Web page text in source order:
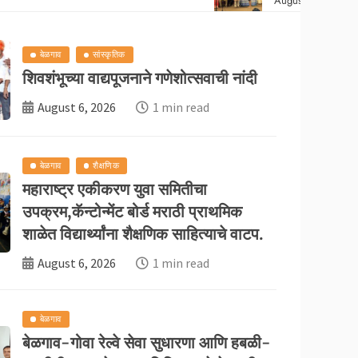
देश/विदेश
वरात’ गाजली; तीन पिढ्यांचा रंगमंचावर
बेळगाव सांस्कृतिक
शिवशंभूच्या वाद्यपूजनाने गणेशोत्सवाची नांदी
August 6, 2026 1 min read
बेळगाव शैक्षणिक
महाराष्ट्र एकीकरण युवा समितीचा
उपक्रम,कॅन्टोन्मेंट बोर्ड मराठी प्राथमिक
शाळेत विद्यार्थ्यांना शैक्षणिक साहित्याचे वाटप.
August 6, 2026 1 min read
बेळगाव
बेळगाव-गोवा रेल्वे सेवा सुधारणा आणि हबळी-